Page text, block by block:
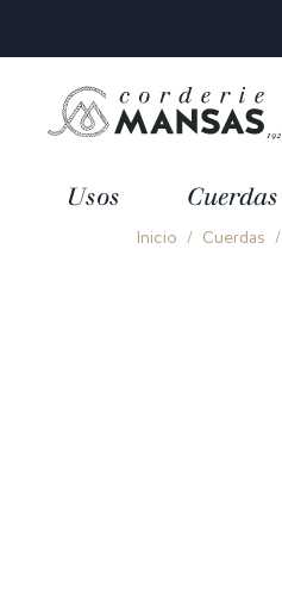
Usos Cuerdas
Inicio Cuerdas